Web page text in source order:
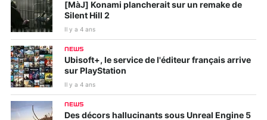
[MàJ] Konami plancherait sur un remake de
Silent Hill 2
Il y a 4 ans
NEWS
Ubisoft+, le service de l'éditeur français arrive
sur PlayStation
Il y a 4 ans
NEWS
Des décors hallucinants sous Unreal Engine 5